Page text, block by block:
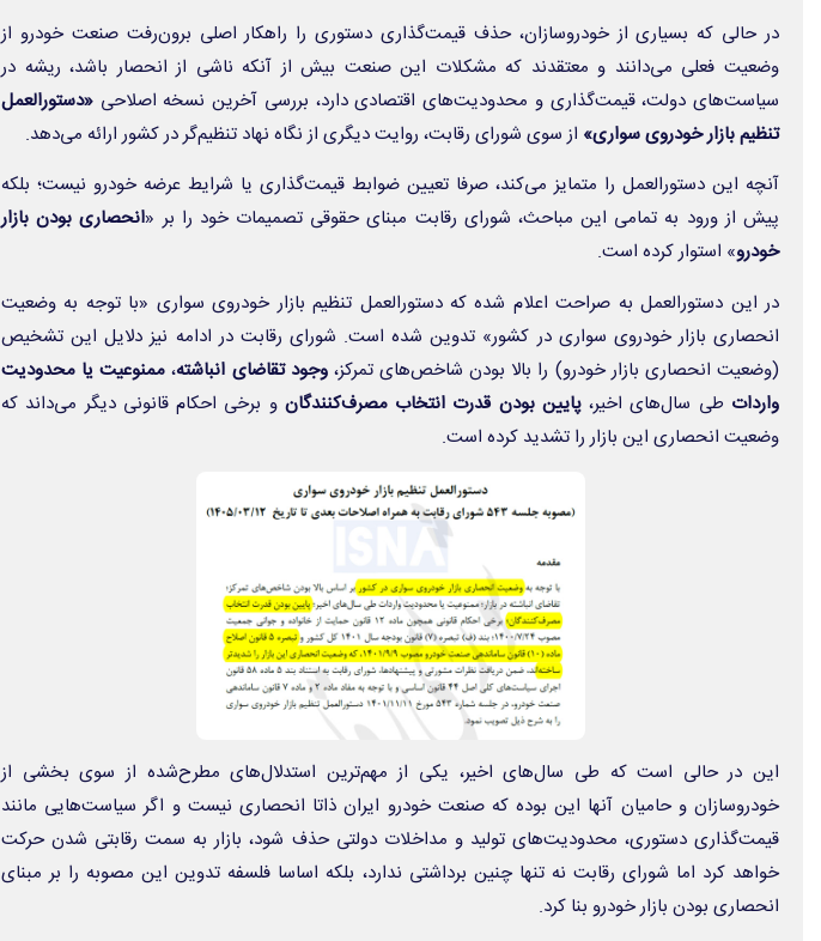
در حالی که بسیاری از خودروسازان، حذف قیمت‌گذاری دستوری را راهکار اصلی برون‌رفت صنعت خودرو از
وضعیت فعلی می‌دانند و معتقدند که مشکلات این صنعت بیش از آنکه ناشی از انحصار باشد، ریشه در
سیاست‌های دولت، قیمت‌گذاری و محدودیت‌های اقتصادی دارد، بررسی آخرین نسخه اصلاحی «دستورالعمل
تنظیم بازار خودروی سواری» از سوی شورای رقابت، روایت دیگری از نگاه نهاد تنظیم‌گر در کشور ارائه می‌دهد.
آنچه این دستورالعمل را متمایز می‌کند، صرفا تعیین ضوابط قیمت‌گذاری یا شرایط عرضه خودرو نیست؛ بلکه
پیش از ورود به تمامی این مباحث، شورای رقابت مبنای حقوقی تصمیمات خود را بر «انحصاری بودن بازار
خودرو» استوار کرده است.
در این دستورالعمل به صراحت اعلام شده که دستورالعمل تنظیم بازار خودروی سواری «با توجه به وضعیت
انحصاری بازار خودروی سواری در کشور» تدوین شده است. شورای رقابت در ادامه نیز دلایل این تشخیص
(وضعیت انحصاری بازار خودرو) را بالا بودن شاخص‌های تمرکز،وجود تقاضای انباشته، ممنوعیت یا محدودیت
واردات طی سال‌های اخیر،پایین بودن قدرت انتخاب مصرف‌کنندگان و برخی احکام قانونی دیگر می‌داند که
وضعیت انحصاری این بازار را تشدید کرده‌ است.
این در حالی است که طی سال‌های اخیر، یکی از مهم‌ترین استدلال‌های مطرح‌شده از سوی بخشی از
خودروسازان و حامیان آنها این بوده که صنعت خودرو ایران ذاتا انحصاری نیست و اگر سیاست‌هایی مانند
قیمت‌گذاری دستوری، محدودیت‌های تولید و مداخلات دولتی حذف شود، بازار به سمت رقابتی شدن حرکت
خواهد کرد اما شورای رقابت نه تنها چنین برداشتی ندارد، بلکه اساسا فلسفه تدوین این مصوبه را بر مبنای
انحصاری بودن بازار خودرو بنا کرد.